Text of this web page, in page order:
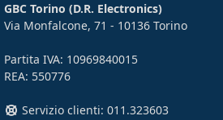
GBC Torino (D.R. Electronics)
Via Monfalcone, 71 - 10136 Torino
Partita IVA: 10969840015
REA: 550776
Servizio clienti: 011.323603